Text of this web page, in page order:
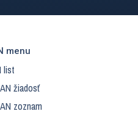
menu
list
žiadosť
zoznam